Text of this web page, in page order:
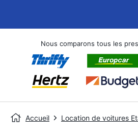
Nous comparons tous les
Accueil Location de voitures